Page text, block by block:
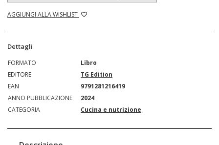
AGGIUNGI ALLA WISHLIST
Dettagli
FORMATO
Libro
EDITORE
TG Edition
EAN
9791281216419
ANNO PUBBLICAZIONE
2024
CATEGORIA
Cucina e nutrizione